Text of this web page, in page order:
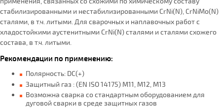
стабилизированными и нестабилизированными CrNi(N), CrNiMo(N)
сталями, в т.ч. литыми. Для сварочных и наплавочных работ с
хладостойкими аустенитными CrNi(N) сталями и сталями схожего
состава, в т.ч. литыми.
Рекомендации по применению:
Полярность: DC(+)
Защитный газ : (EN ISO 14175) M11, M12, M13
Возможна сварка со стандартным оборудованием для
дуговой сварки в среде защитных газов